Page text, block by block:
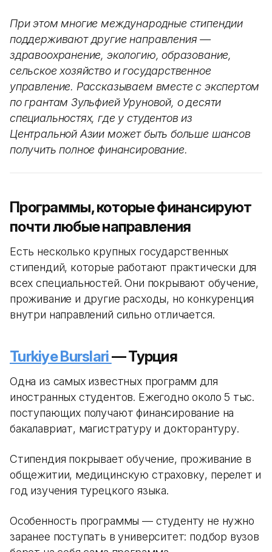
При этом многие международные стипендии
поддерживают другие направления —
здравоохранение, экологию, образование,
сельское хозяйство и государственное
управление. Рассказываем вместе с экспертом
по грантам Зульфией Уруновой, о десяти
специальностях, где у студентов из
Центральной Азии может быть больше шансов
получить полное финансирование.
Программы, которые финансируют
почти любые направления
Есть несколько крупных государственных
стипендий, которые работают практически для
всех специальностей. Они покрывают обучение,
проживание и другие расходы, но конкуренция
внутри направлений сильно отличается.
Turkiye Burslari— Турция
Одна из самых известных программ для
иностранных студентов. Ежегодно около 5 тыс.
поступающих получают финансирование на
бакалавриат, магистратуру и докторантуру.
Стипендия покрывает обучение, проживание в
общежитии, медицинскую страховку, перелет и
год изучения турецкого языка.
Особенность программы — студенту не нужно
заранее поступать в университет: подбор вузов